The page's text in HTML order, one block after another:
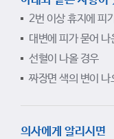
2번 이상 휴지에 피
대변에 피가 묻어 나
선혈이 나올 경우
짜장면 색의 변이 나
의사에게 알리시면